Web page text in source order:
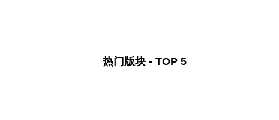
热门版块 - TOP 5